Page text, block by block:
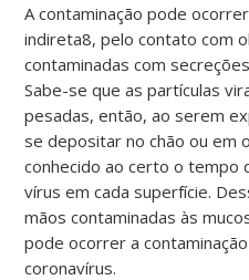
A contaminação pode
indireta8, pelo contato com
contaminadas com
Sabe-se que as partículas
pesadas, então, ao serem
se depositar no chão ou em
conhecido ao certo o tempo
vírus em cada superfície.
mãos contaminadas às
pode ocorrer a
coronavírus.